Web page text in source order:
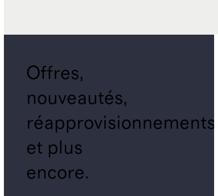
Offres,
nouveautés,
réapprovisionnements
et plus
encore.